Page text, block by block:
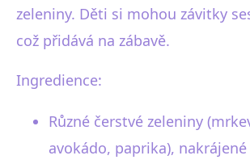
zeleniny. Děti si mohou závitky
což přidává na zábavě.
Ingredience:
Různé čerstvé zeleniny
avokádo, paprika),